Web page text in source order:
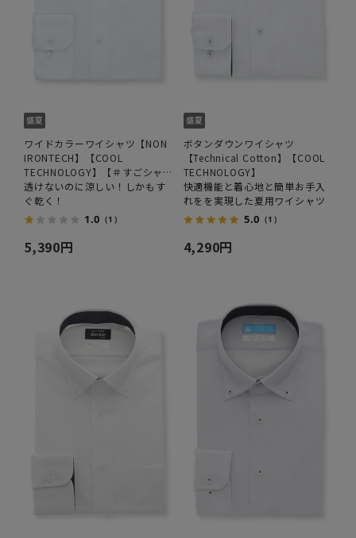
ワイドカラーワイシャツ【NON
IRONTECH】【COOL
TECHNOLOGY】【＃すごシャ
ツ】
透けないのに涼しい！しかもす
ぐ乾く！
1.0 （1）
5,390円
ボタンダウンワイシャツ
【Technical Cotton】【COOL
TECHNOLOGY】
快適機能と着心地と簡単お手入
れをを実現した夏用ワイシャツ
5.0 （1）
4,290円